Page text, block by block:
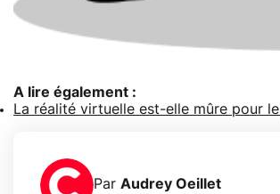
A lire également :
La réalité virtuelle est-elle mûre pour
Par Audrey Oeillet